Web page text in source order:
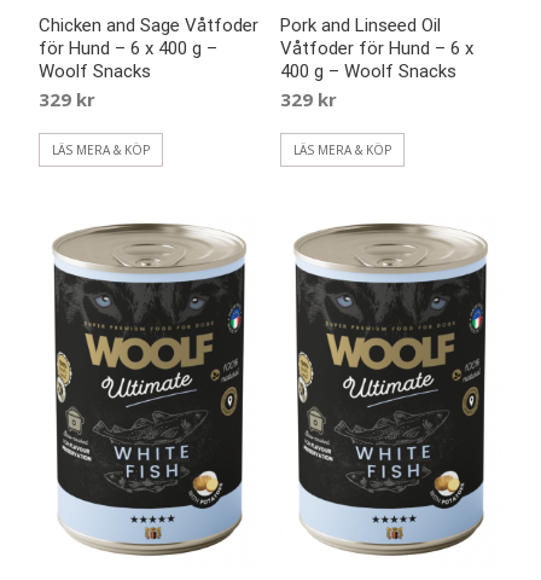
Chicken and Sage Våtfoder
för Hund – 6 x 400 g –
Woolf Snacks
329 kr
LÄS MERA & KÖP
Pork and Linseed Oil
Våtfoder för Hund – 6 x
400 g – Woolf Snacks
329 kr
LÄS MERA & KÖP